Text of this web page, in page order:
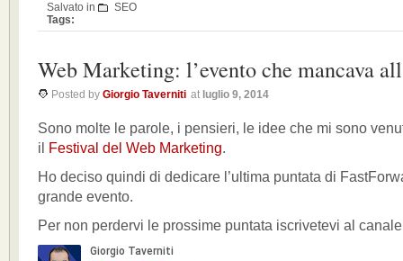
Salvato in
SEO
Tags:
Web Marketing: l’evento che mancava
Posted by Giorgio Taverniti at luglio 9, 2014
Sono molte le parole, i pensieri, le idee che mi sono
il
Festival del Web Marketing.
Ho deciso quindi di dedicare l’ultima puntata di
grande evento.
Per non perdervi le prossime puntata iscrivetevi al